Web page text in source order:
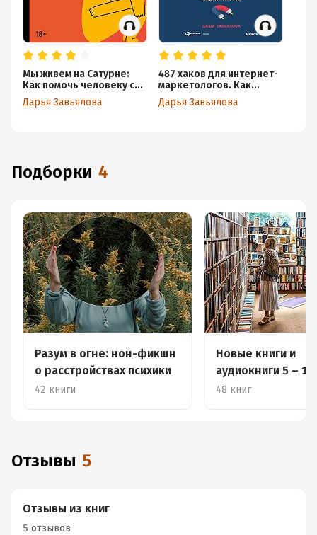
Мы живем на Сатурне:
Как помочь человеку с
пограничным
расстройством личности
Дарья Завьялова
487 хаков для интернет-
маркетологов. Как
получить еще больше
трафика и продаж
Дарья Завьялова
Подборки 4
Разум в огне: нон-фикшн
о расстройствах психики
42 книги
Новые книги и
аудиокниги 5 –
48 книг
Отзывы 5
Отзывы из книг
5 отзывов